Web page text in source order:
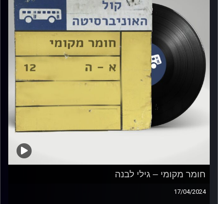
חומר מקומי – גילי לבנה
17/04/2024